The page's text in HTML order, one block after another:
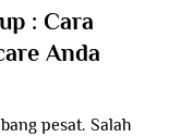
: Cara
Anda
pesat. Salah